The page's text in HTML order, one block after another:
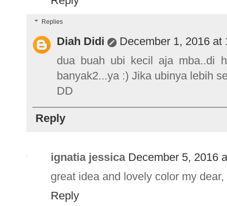
Replies
Diah Didi
December 1, 2016 at
dua buah ubi kecil aja mba..di
banyak2...ya :) Jika ubinya lebih
DD
Reply
ignatia jessica December 5, 2016
great idea and lovely color my
Reply